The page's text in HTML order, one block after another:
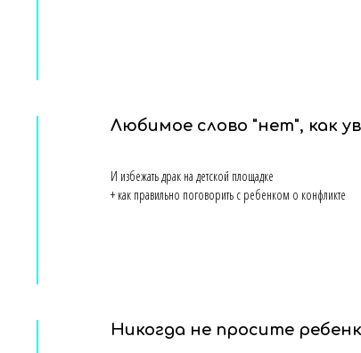
Любимое слово "нет", как
И избежать драк на детской площадке
+ как правильно поговорить с ребенком о конфликте
Никогда не просите